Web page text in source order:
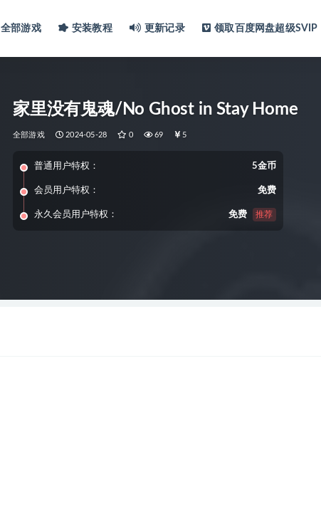
全部游戏 安装教程 更新记录 领取百度网盘超级SVIP
家里没有鬼魂/No Ghost in Stay Home
全部游戏 2024-05-28 0 69 5
普通用户特权： 5金币
会员用户特权： 免费
永久会员用户特权： 免费 推荐